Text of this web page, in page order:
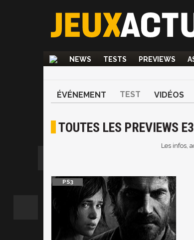
NEWS TESTS PREVIEWS
ÉVÉNEMENT TEST VIDÉOS
TOUTES LES PREVIEWS
Les infos,